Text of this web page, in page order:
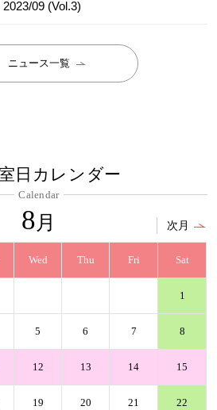
09 (Vol.3)
ニュース一覧
日カレンダー
Calendar
8 月 次月
Wed Thu Fri Sat
1
5 6 7 8
12 13 14 15
19 20 21 22